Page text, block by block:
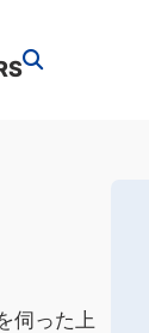
伺った上